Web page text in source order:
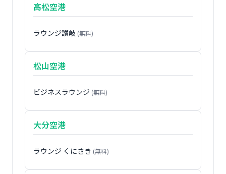
高松空港
ラウンジ讃岐 (無料)
松山空港
ビジネスラウンジ (無料)
大分空港
ラウンジ くにさき (無料)